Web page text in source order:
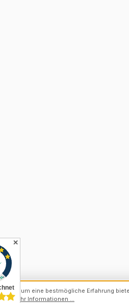
✕
um eine bestmögliche Erfahrung
Mehr Informationen ...